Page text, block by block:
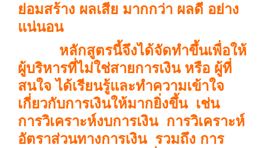
ย่อมสร้าง ผลเสีย มากกว่า ผลดี อย่าง
แน่นอน
หลักสูตรนี้จึงได้จัดทำขึ้นเพื่อให้
ผู้บริหารที่ไม่ใช่สายการเงิน หรือ ผู้ที่
สนใจ ได้เรียนรู้และทำความเข้าใจ
เกี่ยวกับการเงินให้มากยิ่งขึ้น เช่น
การวิเคราะห์งบการเงิน การวิเคราะห์
อัตราส่วนทางการเงิน รวมถึง การ